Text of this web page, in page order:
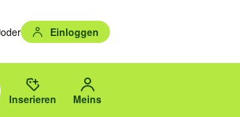
oder Einloggen
mit Eingabetaste auswählen.
Vorschläge mit den Pfeiltasten nach oben/
oder PLZ.
Inserieren Meins